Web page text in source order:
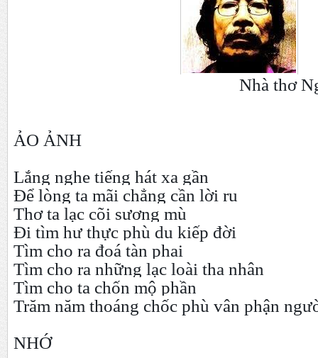
Nhà thơ Nguyễn
ẢO ẢNH
Lắng nghe tiếng hát xa gần
Để lòng ta mãi chẳng cần lời ru
Thơ ta lạc cõi sương mù
Đi tìm hư thực phù du kiếp đời
Tìm cho ra đoá tàn phai
Tìm cho ra những lạc loài tha nhân
Tìm cho ta chốn mộ phần
Trăm năm thoáng chốc phù vân phận
NHỚ